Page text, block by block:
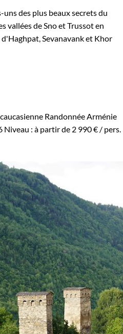
des plus beaux secrets du
vallées de Sno et Trussot en
Sevanavank et Khor
Randonnée Arménie
Niveau : à partir de 2 990 € / pers.